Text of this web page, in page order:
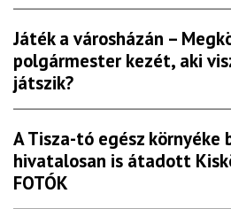
Játék a városházán –
polgármester kezét, aki
játszik?
A Tisza-tó egész
hivatalosan is átadott
FOTÓK